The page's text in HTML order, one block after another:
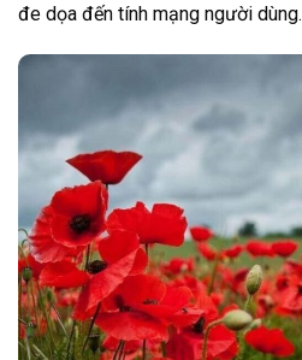
đe dọa đến tính mạng người dùng.